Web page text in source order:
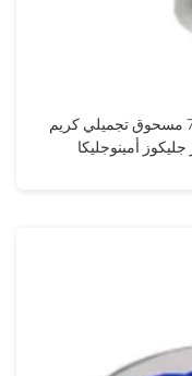
برو-كسيلان (بيكسل)كاس 439685-79-7 مسحوق تجميلي كريم
أمينوجليكا